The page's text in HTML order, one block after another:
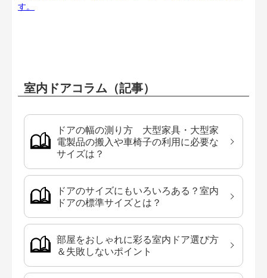
す。
室内ドアコラム（記事）
ドアの幅の測り方 大型家具・大型家
電製品の搬入や車椅子の利用に必要な
サイズは？
ドアのサイズにもいろいろある？室内
ドアの標準サイズとは？
部屋をおしゃれに彩る室内ドア選び方
＆失敗しないポイント